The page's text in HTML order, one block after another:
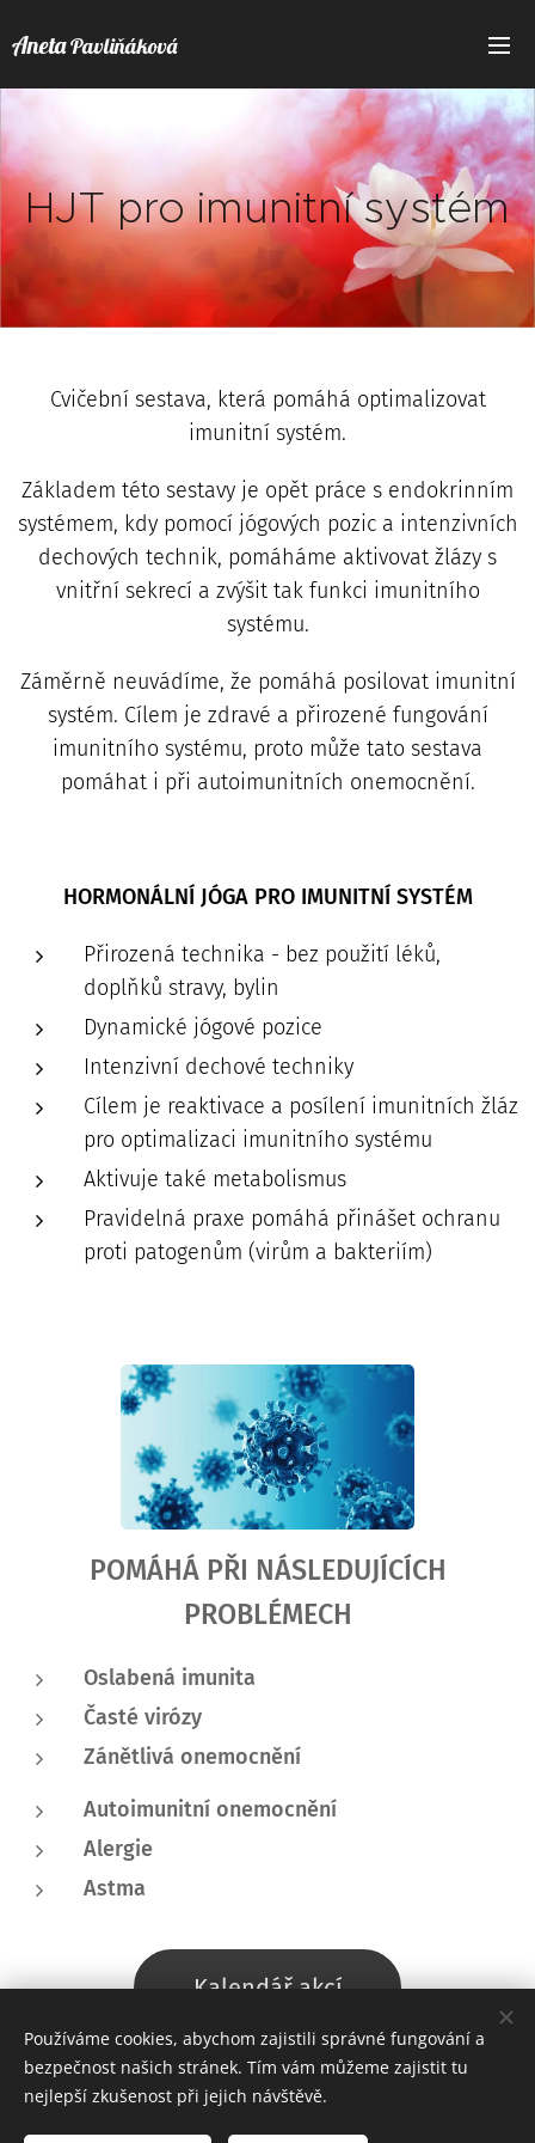
AnetaPavliňáková
HJT pro imunitní systém
Cvičební sestava, která pomáhá optimalizovat
imunitní systém.
Základem této sestavy je opět práce s endokrinním
systémem, kdy pomocí jógových pozic a intenzivních
dechových technik, pomáháme aktivovat žlázy s
vnitřní sekrecí a zvýšit tak funkci imunitního
systému.
Záměrně neuvádíme, že pomáhá posilovat imunitní
systém. Cílem je zdravé a přirozené fungování
imunitního systému, proto může tato sestava
pomáhat i při autoimunitních onemocnění.
HORMONÁLNÍ JÓGA PRO IMUNITNÍ SYSTÉM
Přirozená technika - bez použití léků,
doplňků stravy, bylin
Dynamické jógové pozice
Intenzivní dechové techniky
Cílem je reaktivace a posílení imunitních žláz
pro optimalizaci imunitního systému
Aktivuje také metabolismus
Pravidelná praxe pomáhá přinášet ochranu
proti patogenům (virům a bakteriím)
POMÁHÁ PŘI NÁSLEDUJÍCÍCH
PROBLÉMECH
Oslabená imunita
Časté virózy
Zánětlivá onemocnění
Autoimunitní onemocnění
Alergie
Astma
Kalendář akcí
Používáme cookies, abychom zajistili správné fungování a
bezpečnost našich stránek. Tím vám můžeme zajistit tu
nejlepší zkušenost při jejich návštěvě.